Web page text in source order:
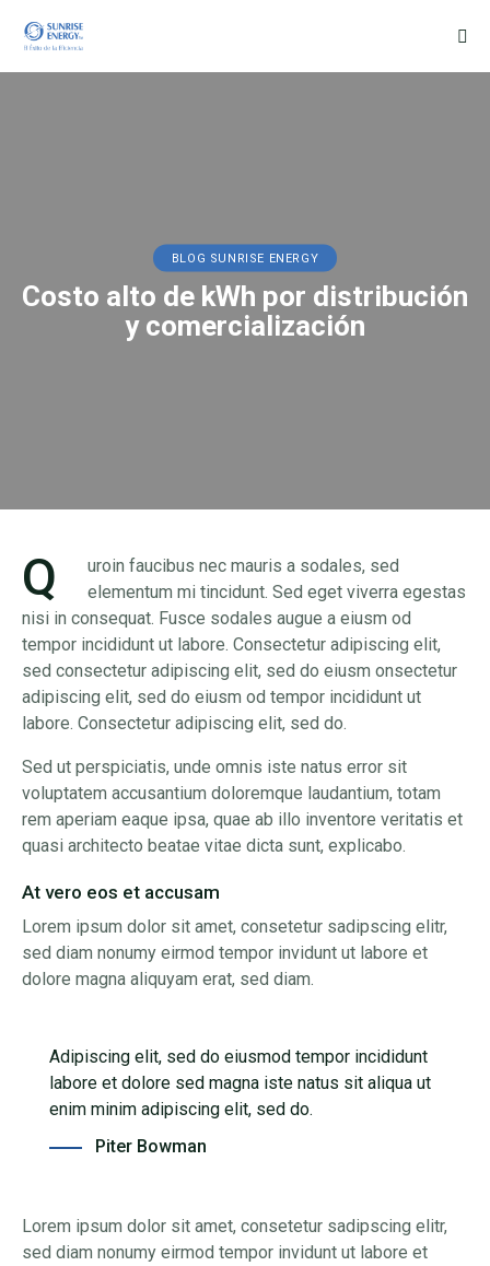
BLOG SUNRISE ENERGY
Costo alto de kWh por distribución
y comercialización
Q
uroin faucibus nec mauris a sodales, sed
elementum mi tincidunt. Sed eget viverra egestas
nisi in consequat. Fusce sodales augue a eiusm od
tempor incididunt ut labore. Consectetur adipiscing elit,
sed consectetur adipiscing elit, sed do eiusm onsectetur
adipiscing elit, sed do eiusm od tempor incididunt ut
labore. Consectetur adipiscing elit, sed do.
Sed ut perspiciatis, unde omnis iste natus error sit
voluptatem accusantium doloremque laudantium, totam
rem aperiam eaque ipsa, quae ab illo inventore veritatis et
quasi architecto beatae vitae dicta sunt, explicabo.
At vero eos et accusam
Lorem ipsum dolor sit amet, consetetur sadipscing elitr,
sed diam nonumy eirmod tempor invidunt ut labore et
dolore magna aliquyam erat, sed diam.
Adipiscing elit, sed do eiusmod tempor incididunt
labore et dolore sed magna iste natus sit aliqua ut
enim minim adipiscing elit, sed do.
Piter Bowman
Lorem ipsum dolor sit amet, consetetur sadipscing elitr,
sed diam nonumy eirmod tempor invidunt ut labore et